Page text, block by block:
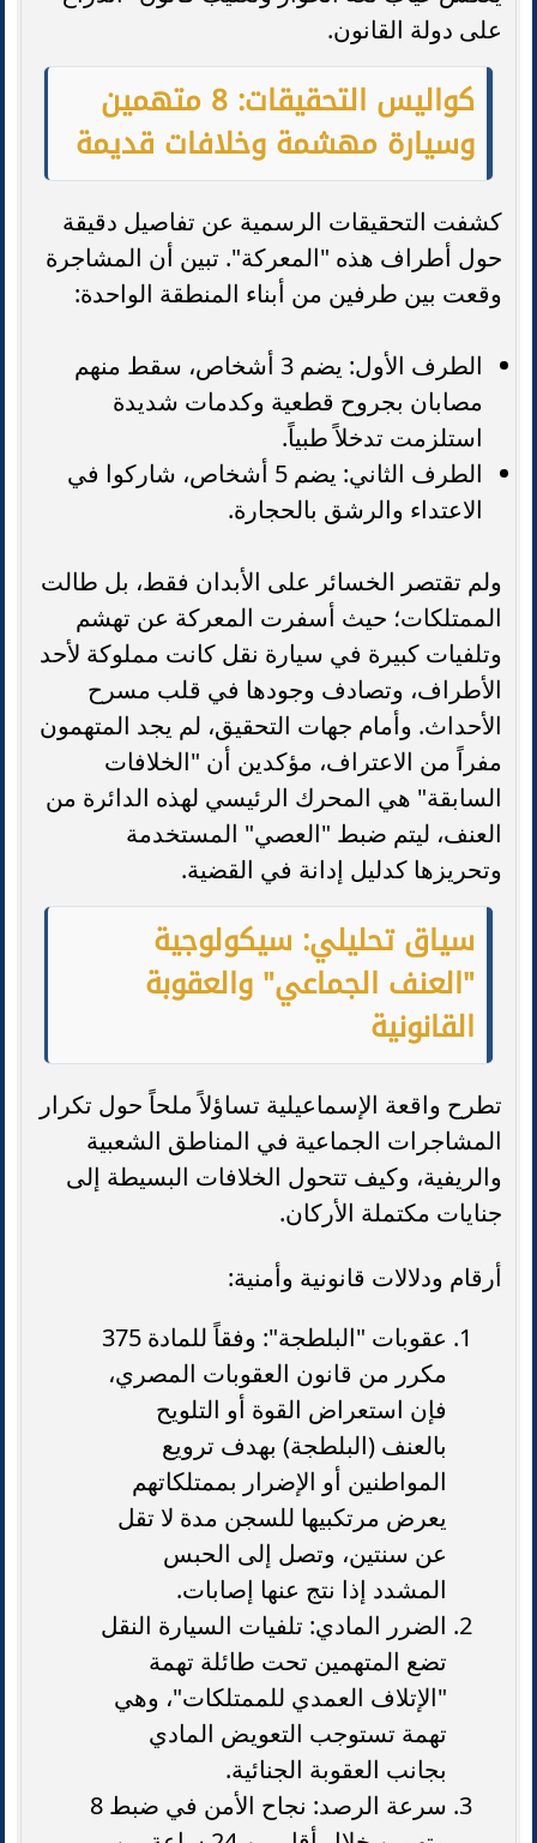
على دولة القانون.
كواليس التحقيقات: 8 متهمين
وسيارة مهشمة وخلافات قديمة
كشفت التحقيقات الرسمية عن تفاصيل دقيقة
حول أطراف هذه "المعركة". تبين أن المشاجرة
وقعت بين طرفين من أبناء المنطقة الواحدة:
الطرف الأول: يضم 3 أشخاص، سقط منهم
مصابان بجروح قطعية وكدمات شديدة
استلزمت تدخلاً طبياً.
الطرف الثاني: يضم 5 أشخاص، شاركوا في
الاعتداء والرشق بالحجارة.
ولم تقتصر الخسائر على الأبدان فقط، بل طالت
الممتلكات؛ حيث أسفرت المعركة عن تهشم
وتلفيات كبيرة في سيارة نقل كانت مملوكة لأحد
الأطراف، وتصادف وجودها في قلب مسرح
الأحداث. وأمام جهات التحقيق، لم يجد المتهمون
مفراً من الاعتراف، مؤكدين أن "الخلافات
السابقة" هي المحرك الرئيسي لهذه الدائرة من
العنف، ليتم ضبط "العصي" المستخدمة
وتحريزها كدليل إدانة في القضية.
سياق تحليلي: سيكولوجية
"العنف الجماعي" والعقوبة
القانونية
تطرح واقعة الإسماعيلية تساؤلاً ملحاً حول تكرار
المشاجرات الجماعية في المناطق الشعبية
والريفية، وكيف تتحول الخلافات البسيطة إلى
جنايات مكتملة الأركان.
أرقام ودلالات قانونية وأمنية:
عقوبات "البلطجة": وفقاً للمادة 375
مكرر من قانون العقوبات المصري،
فإن استعراض القوة أو التلويح
بالعنف (البلطجة) بهدف ترويع
المواطنين أو الإضرار بممتلكاتهم
يعرض مرتكبيها للسجن مدة لا تقل
عن سنتين، وتصل إلى الحبس
المشدد إذا نتج عنها إصابات.
الضرر المادي: تلفيات السيارة النقل
تضع المتهمين تحت طائلة تهمة
"الإتلاف العمدي للممتلكات"، وهي
تهمة تستوجب التعويض المادي
بجانب العقوبة الجنائية.
سرعة الرصد: نجاح الأمن في ضبط 8